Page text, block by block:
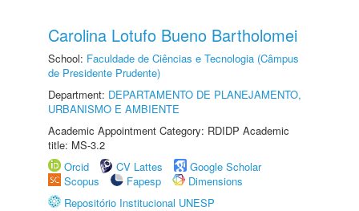
Carolina Lotufo Bueno Bartholomei
School: Faculdade de Ciências e Tecnologia (Câmpus
de Presidente Prudente)
Department: DEPARTAMENTO DE PLANEJAMENTO,
URBANISMO E AMBIENTE
Academic Appointment Category: RDIDP Academic
title: MS-3.2
Orcid
CV Lattes
Google Scholar
Scopus
Fapesp
Dimensions
Repositório Institucional UNESP